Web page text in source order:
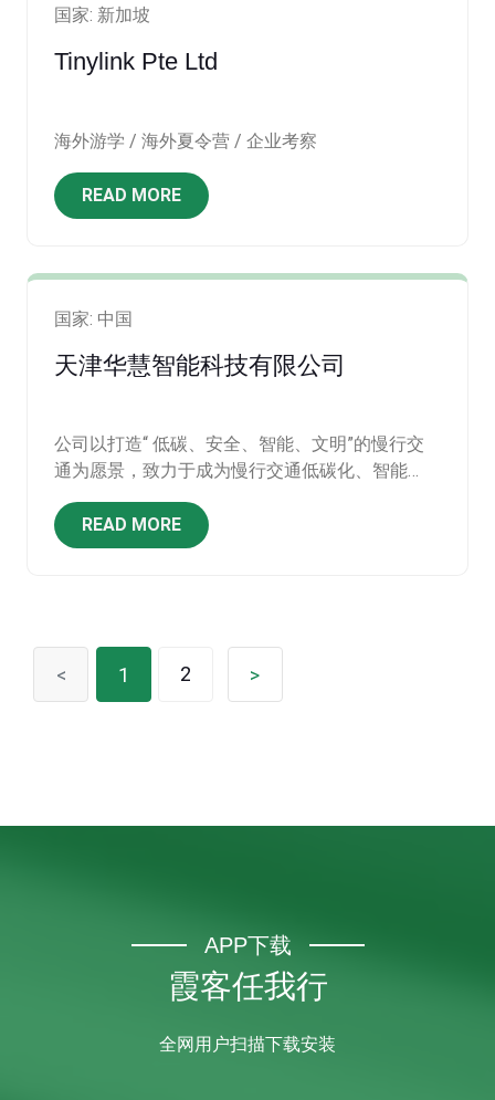
国家: 新加坡
Tinylink Pte Ltd
海外游学 / 海外夏令营 / 企业考察
READ MORE
国家: 中国
天津华慧智能科技有限公司
公司以打造“ 低碳、安全、智能、文明”的慢行交
通为愿景，致力于成为慢行交通低碳化、智能
化、网联化领域的领航者。
READ MORE
< 1 2 >
APP下载
霞客任我行
全网用户扫描下载安装